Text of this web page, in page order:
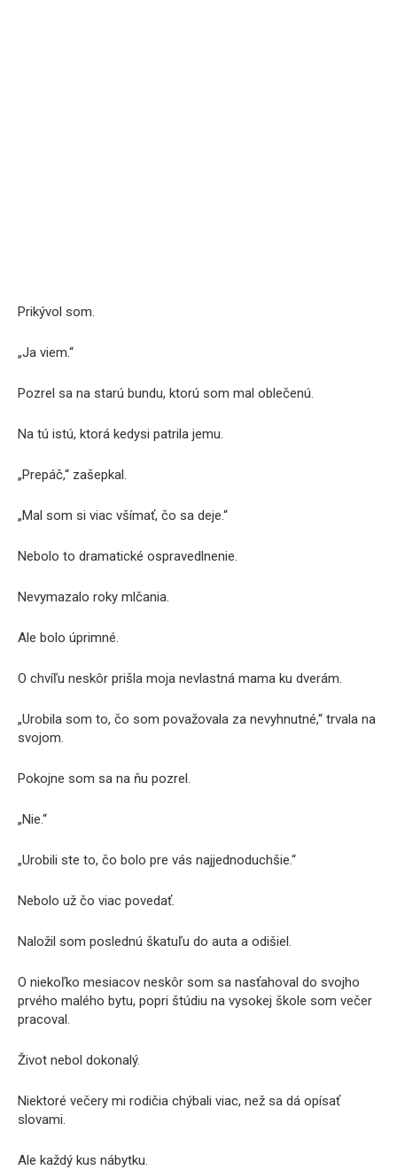
Prikývol som.
„Ja viem.“
Pozrel sa na starú bundu, ktorú som mal oblečenú.
Na tú istú, ktorá kedysi patrila jemu.
„Prepáč,“ zašepkal.
„Mal som si viac všímať, čo sa deje.“
Nebolo to dramatické ospravedlnenie.
Nevymazalo roky mlčania.
Ale bolo úprimné.
O chvíľu neskôr prišla moja nevlastná mama ku dverám.
„Urobila som to, čo som považovala za nevyhnutné,“ trvala na
svojom.
Pokojne som sa na ňu pozrel.
„Nie.“
„Urobili ste to, čo bolo pre vás najjednoduchšie.“
Nebolo už čo viac povedať.
Naložil som poslednú škatuľu do auta a odišiel.
O niekoľko mesiacov neskôr som sa nasťahoval do svojho
prvého malého bytu, popri štúdiu na vysokej škole som večer
pracoval.
Život nebol dokonalý.
Niektoré večery mi rodičia chýbali viac, než sa dá opísať
slovami.
Ale každý kus nábytku.